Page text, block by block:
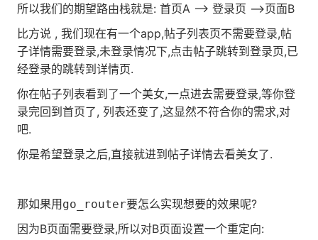
所以我们的期望路由栈就是: 首页A --> 登录页 -->页面B
比方说 , 我们现在有一个app,帖子列表页不需要登录,帖
子详情需要登录,未登录情况下,点击帖子跳转到登录页,已
经登录的跳转到详情页.
你在帖子列表看到了一个美女,一点进去需要登录,等你登
录完回到首页了, 列表还变了,这显然不符合你的需求,对
吧.
你是希望登录之后,直接就进到帖子详情去看美女了.
那如果用go_router要怎么实现想要的效果呢?
因为B页面需要登录,所以对B页面设置一个重定向: